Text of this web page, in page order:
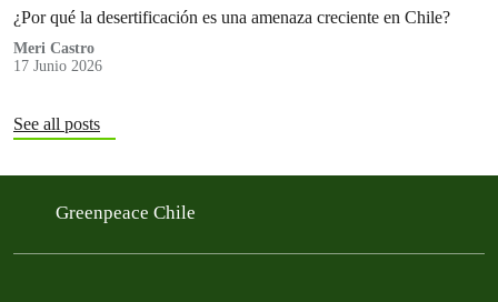
¿Por qué la desertificación es una amenaza creciente en Chile?
Meri Castro
17 Junio 2026
See all posts
Greenpeace Chile